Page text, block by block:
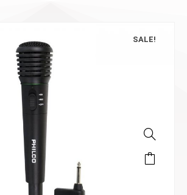
SALE!